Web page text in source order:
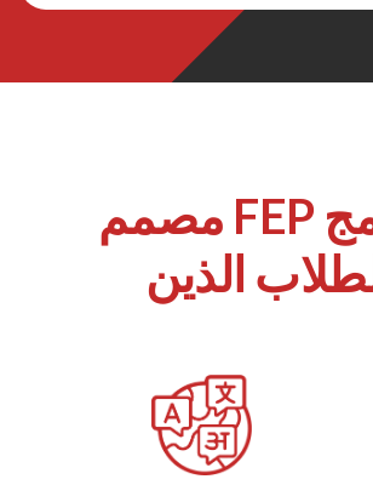
برنامج FEP مصمم
الذين